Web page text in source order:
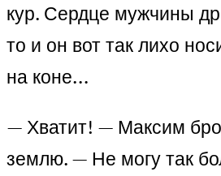
кур. Сердце мужчины
то и он вот так лихо
на коне…
— Хватит! — Максим
землю. — Не могу так